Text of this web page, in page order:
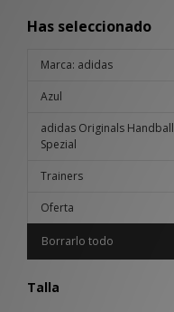
Has seleccionado
Marca: adidas
Azul
adidas Originals Handball
Spezial
Trainers
Oferta
Borrarlo todo
Talla